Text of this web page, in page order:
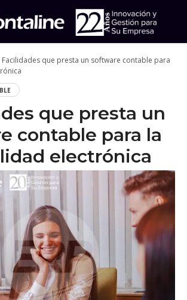
Facilidades que presta un software contable para
que presta un
contable para la
electrónica